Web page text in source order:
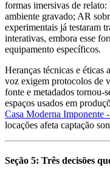
formas imersivas de
ambiente gravado; AR
experimentais já testaram
interativas, embora esse
equipamento específicos.
Heranças técnicas e éticas
voz exigem protocolos de
fonte e metadados tornou-
espaços usados em
Casa Moderna Imponente
locações afeta captação
Seção 5: Três decisões